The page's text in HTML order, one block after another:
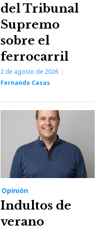
del Tribunal
Supremo
sobre el
ferrocarril
2 de agosto de 2026
Fernando Casas
Opinión
Indultos de
verano